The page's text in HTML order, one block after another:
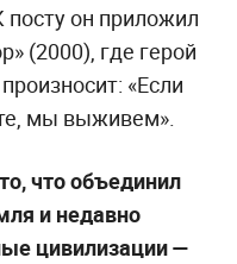
он приложил
(2000), где герой
«Если
мы выживем».
что объединил
и недавно
цивилизации —